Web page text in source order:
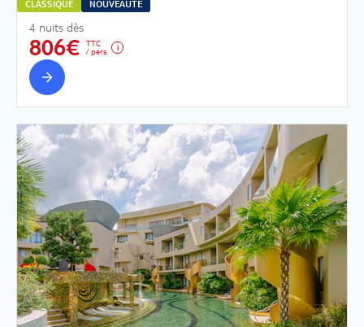
CLASSIQUE NOUVEAUTÉ
4 nuits dès
806€
TTC
/ pers.